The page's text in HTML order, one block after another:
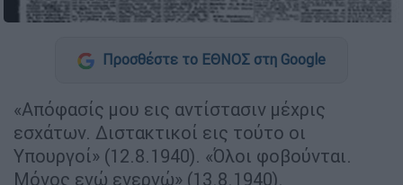
Προσθέστε το ΕΘΝΟΣ στη Google
«Απόφασίς μου εις αντίστασιν μέχρις
εσχάτων. Διστακτικοί εις τούτο οι
Υπουργοί» (12.8.1940). «Όλοι φοβούνται.
Μόνος εγώ ενεργώ» (13.8.1940).